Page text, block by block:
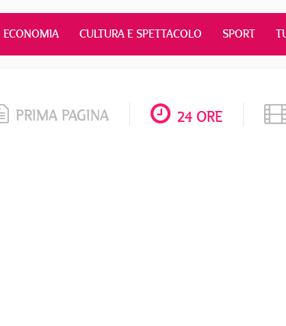
ECONOMIA CULTURA E SPETTACOLO SPORT
PRIMA PAGINA 24 ORE